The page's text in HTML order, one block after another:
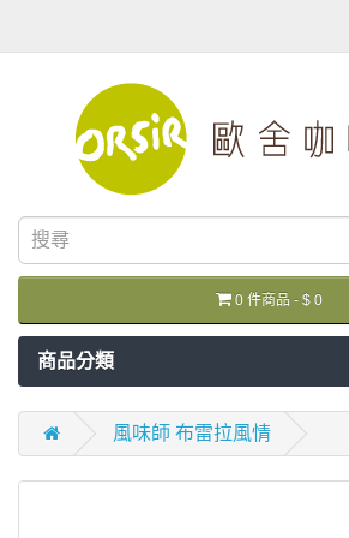
0 件商品 - $ 0
商品分類
風味師 布雷拉風情